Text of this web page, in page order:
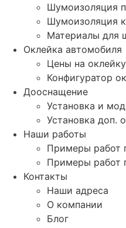
Шумоизоляция
Шумоизоляция
Материалы для
Оклейка автомобиля
Цены на
Конфигуратор
Дооснащение
Установка и
Установка доп.
Наши работы
Примеры работ
Примеры работ
Контакты
Наши адреса
О компании
Блог